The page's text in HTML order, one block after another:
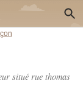
situé rue thomas